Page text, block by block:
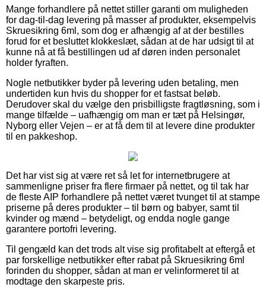
Mange forhandlere på nettet stiller garanti om muligheden
for dag-til-dag levering på masser af produkter, eksempelvis
Skruesikring 6ml, som dog er afhængig af at der bestilles
forud for et besluttet klokkeslæt, sådan at de har udsigt til at
kunne nå at få bestillingen ud af døren inden personalet
holder fyraften.
Nogle netbutikker byder på levering uden betaling, men
undertiden kun hvis du shopper for et fastsat beløb.
Derudover skal du vælge den prisbilligste fragtløsning, som i
mange tilfælde – uafhængig om man er tæt på Helsingør,
Nyborg eller Vejen – er at få dem til at levere dine produkter
til en pakkeshop.
Det har vist sig at være ret så let for internetbrugere at
sammenligne priser fra flere firmaer på nettet, og til tak har
de fleste AIP forhandlere på nettet været tvunget til at stampe
priserne på deres produkter – til børn og babyer, samt til
kvinder og mænd – betydeligt, og endda nogle gange
garantere portofri levering.
Til gengæld kan det trods alt vise sig profitabelt at eftergå et
par forskellige netbutikker efter rabat på Skruesikring 6ml
forinden du shopper, sådan at man er velinformeret til at
modtage den skarpeste pris.